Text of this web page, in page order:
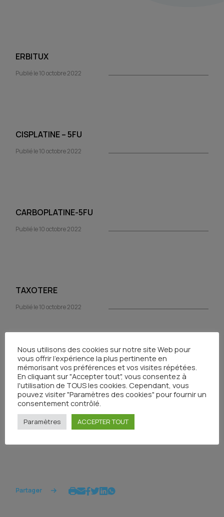
ERBITUX
Publié le 10 octobre 2022
CISPLATINE – 5FU
Publié le 10 octobre 2022
CARBOPLATINE-5FU
Publié le 10 octobre 2022
TAXOTERE
Publié le 10 octobre 2022
CARBOPLATINE
Publié le 10 octobre 2022
Partager
Nous utilisons des cookies sur notre site Web pour
vous offrir l'expérience la plus pertinente en
mémorisant vos préférences et vos visites répétées.
En cliquant sur "Accepter tout", vous consentez à
l'utilisation de TOUS les cookies. Cependant, vous
pouvez visiter "Paramètres des cookies" pour fournir un
consentement contrôlé.
Paramètres ACCEPTER TOUT